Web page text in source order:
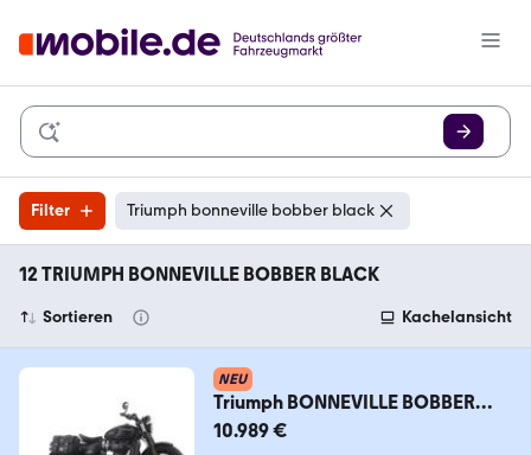
Filter Triumph bonneville bobber black
12 TRIUMPH BONNEVILLE BOBBER BLACK
Sortieren Kachelansicht
NEU
Triumph BONNEVILLE BOBBER
BLACK - Tempomat, etc
10.989 €